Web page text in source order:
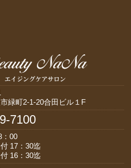
緑町2-1-20合田ビル１F
7100
：00
17：30迄
16：30迄